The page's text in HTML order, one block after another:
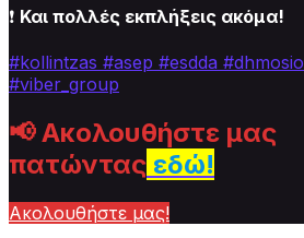
❗ Και πολλές εκπλήξεις ακόμα!
#kollintzas #asep #esdda #dhmosio
#viber_group
📢 Ακολουθήστε μας
πατώντας εδώ!
Ακολουθήστε μας!